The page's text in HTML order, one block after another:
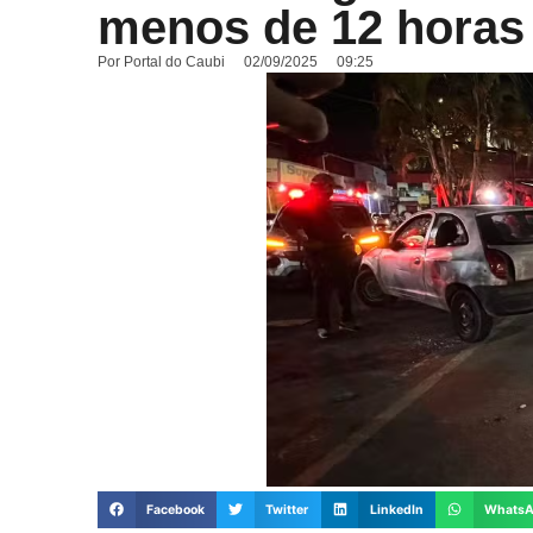
menos de 12 horas
Por Portal do Caubi 02/09/2025 09:25
Facebook Twitter LinkedIn